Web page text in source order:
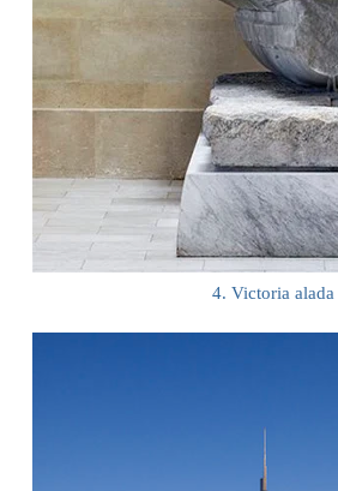
4. Victoria alada